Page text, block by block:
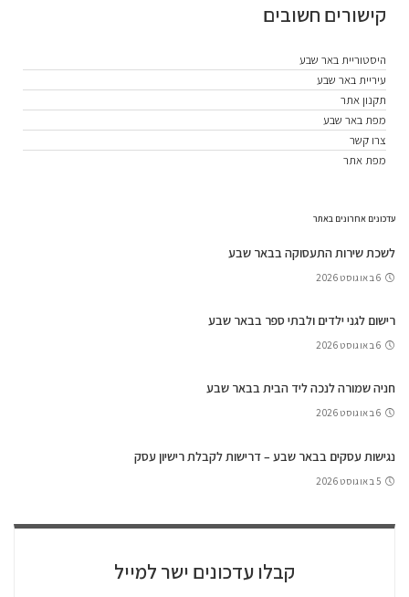
קישורים חשובים
היסטוריית באר שבע
עיריית באר שבע
תקנון אתר
מפת באר שבע
צרו קשר
מפת אתר
עדכונים אחרונים באתר
לשכת שירות התעסוקה בבאר שבע
6 באוגוסט 2026
רישום לגני ילדים ולבתי ספר בבאר שבע
6 באוגוסט 2026
חניה שמורה לנכה ליד הבית בבאר שבע
6 באוגוסט 2026
נגישות עסקים בבאר שבע – דרישות לקבלת רישיון עסק
5 באוגוסט 2026
קבלו עדכונים ישר למייל